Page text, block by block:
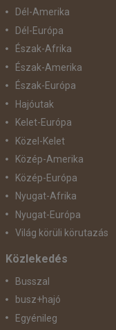
Dél-Amerika
Dél-Európa
Észak-Afrika
Észak-Amerika
Észak-Európa
Hajóutak
Kelet-Európa
Közel-Kelet
Közép-Amerika
Közép-Európa
Nyugat-Afrika
Nyugat-Európa
Világ körüli körutazás
Közlekedés
Busszal
busz+hajó
Egyénileg